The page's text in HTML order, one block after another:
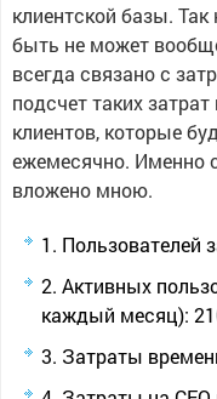
клиентской базы. Так
быть не может
всегда связано с
подсчет таких
клиентов, которые
ежемесячно. Именно
вложено мною.
Пользователей
Активных
каждый месяц):
Затраты